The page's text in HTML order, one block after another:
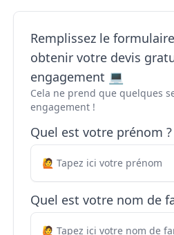
Remplissez le
obtenir votre devis
engagement 💻
Cela ne prend que quelques
engagement !
Quel est votre prénom ?
Quel est votre nom de